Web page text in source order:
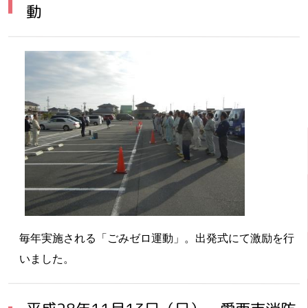
動
毎年実施される「ごみゼロ運動」。出発式にて激励を行
いました。